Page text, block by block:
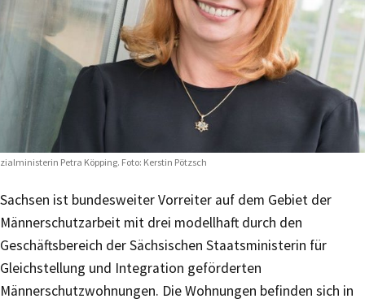
Petra Köpping. Foto: Kerstin Pötzsch
Sachsen ist bundesweiter Vorreiter auf dem Gebiet der
Männerschutzarbeit mit drei modellhaft durch den
Geschäftsbereich der Sächsischen Staatsministerin für
Gleichstellung und Integration geförderten
Männerschutzwohnungen. Die Wohnungen befinden sich in